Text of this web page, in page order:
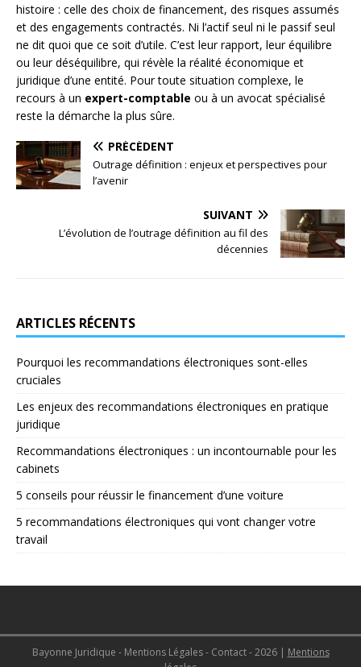
histoire : celle des choix de financement, des risques assumés
et des engagements contractés. Ni l’actif seul ni le passif seul
ne dit quoi que ce soit d’utile. C’est leur rapport, leur équilibre
ou leur déséquilibre, qui révèle la réalité économique et
juridique d’une entité. Pour toute situation complexe, le
recours à un expert-comptable ou à un avocat spécialisé
reste la démarche la plus sûre.
PRÉCÉDENT
Outrage définition : enjeux et perspectives pour
l’avenir
SUIVANT
L’évolution de l’outrage définition au fil des
décennies
ARTICLES RÉCENTS
Pourquoi les recommandations électroniques sont-elles
cruciales
Les enjeux des recommandations électroniques en pratique
juridique
Recommandations électroniques : un incontournable pour les
cabinets
5 conseils pour réussir le financement d’une voiture
5 recommandations électroniques qui vont changer votre
travail
Bayonne Juridique - Mentions Légales - Contact - 2026 | Mentions